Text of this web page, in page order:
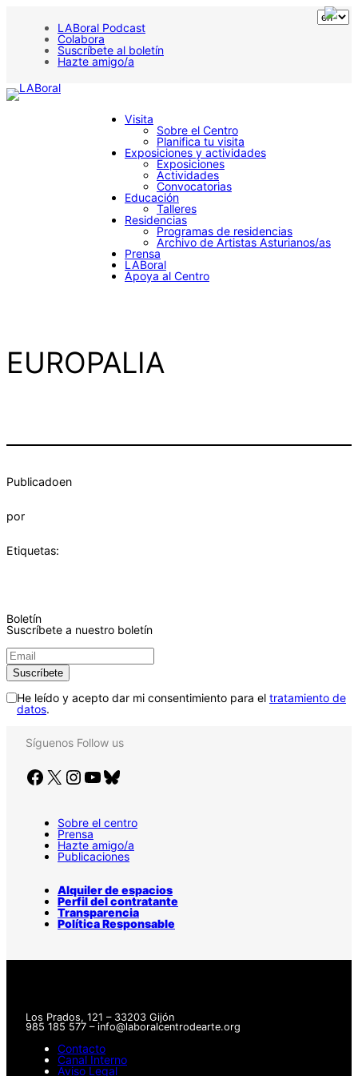
contenido LABoral Podcast
Colabora
Suscríbete al boletín
Hazte amigo/a
Visita
Sobre el Centro
Planifica tu visita
Exposiciones y actividades
Exposiciones
Actividades
Convocatorias
Educación
Talleres
Residencias
Programas de residencias
Archivo de Artistas Asturianos/as
Prensa
LABoral
Apoya al Centro
EUROPALIA
Publicadoen
por
Etiquetas:
Boletín
Suscríbete a nuestro boletín
He leído y acepto dar mi consentimiento para el tratamiento de
datos.
Síguenos Follow us
Facebook X Instagram YouTube Bluesky
Sobre el centro
Prensa
Hazte amigo/a
Publicaciones
Alquiler de espacios
Perfil del contratante
Transparencia
Política Responsable
Los Prados, 121 – 33203 Gijón
985 185 577 – info@laboralcentrodearte.org
Contacto
Canal Interno
Aviso Legal